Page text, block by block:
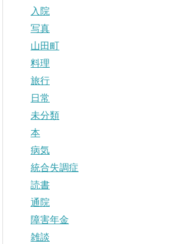
入院
写真
山田町
料理
旅行
日常
未分類
本
病気
統合失調症
読書
通院
障害年金
雑談